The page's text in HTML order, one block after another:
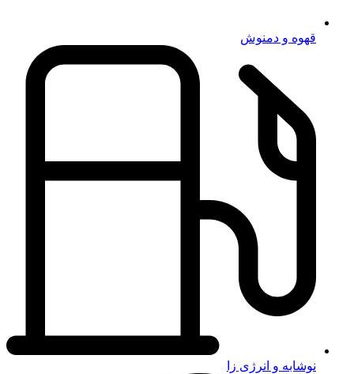
قهوه و دمنوش
نوشابه و انرژی زا